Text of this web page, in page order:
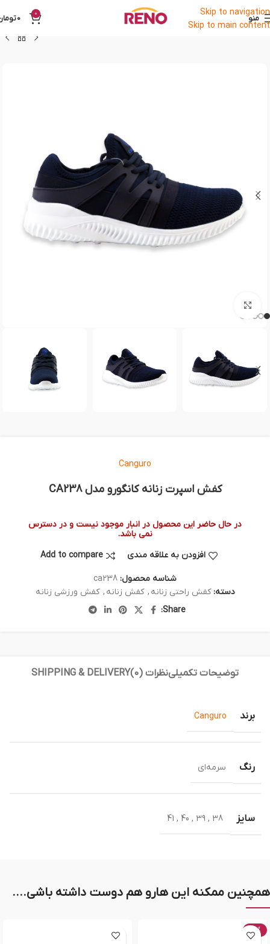
Skip to navigation
Skip to main content
منو 0
0
Canguro
کفش اسپرت زنانه کانگورو مدل CA238
در حال حاضر این محصول در انبار موجود نیست و در دسترس
نمی باشد.
افزودن به علاقه مندی
Add to compare
شناسه محصول: ca238
دسته: کفش راحتی زنانه , کفش زنانه , کفش ورزشی زنانه
Share:
توضیحات تکمیلینظرات (0) SHIPPING & DELIVERY
برند Canguro
رنگ سرمه‌ای
سایز 38
,
39
,
40
,
41
همچنین ممکنه این هارو هم دوست داشته باشی....
-20%